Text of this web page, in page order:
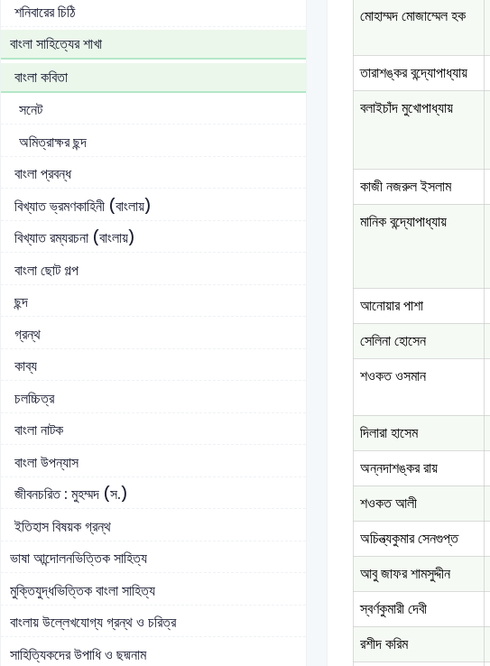
শনিবারের চিঠি
বাংলা সাহিত্যের শাখা
বাংলা কবিতা
সনেট
অমিত্রাক্ষর ছন্দ
বাংলা প্রবন্ধ
বিখ্যাত ভ্রমণকাহিনী (বাংলায়)
বিখ্যাত রম্যরচনা (বাংলায়)
বাংলা ছোট গল্প
ছন্দ
গ্রন্থ
কাব্য
চলচ্চিত্র
বাংলা নাটক
বাংলা উপন্যাস
জীবনচরিত : মুহম্মদ (স.)
ইতিহাস বিষয়ক গ্রন্থ
ভাষা আন্দোলনভিত্তিক সাহিত্য
মুক্তিযুদ্ধভিত্তিক বাংলা সাহিত্য
বাংলায় উল্লেখযোগ্য গ্রন্থ ও চরিত্র
সাহিত্যিকদের উপাধি ও ছদ্মনাম
মোহাম্মদ মোজাম্মেল হক
তারাশঙ্কর বন্দ্যোপাধ্যায়
বলাইচাঁদ মুখোপাধ্যায়
কাজী নজরুল ইসলাম
মানিক বন্দ্যোপাধ্যায়
আনোয়ার পাশা
সেলিনা হোসেন
শওকত ওসমান
দিলারা হাসেম
অন্নদাশঙ্কর রায়
শওকত আলী
অচিন্ত্যকুমার সেনগুপ্ত
আবু জাফর শামসুদ্দীন
স্বর্ণকুমারী দেবী
রশীদ করিম